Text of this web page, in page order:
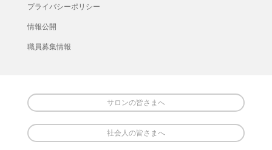
プライバシーポリシー
情報公開
職員募集情報
サロンの皆さまへ
社会人の皆さまへ